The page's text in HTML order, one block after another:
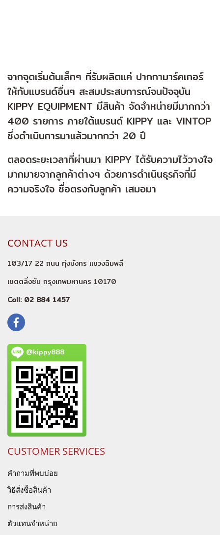
จากจุดเริ่มต้นเล็กๆ ที่รับผลิตแค่ ปากกามาร์คเกอร์
ให้กับแบรนด์อื่นๆ สะสมประสบการณ์จนปัจจุบัน
KIPPY EQUIPMENT มีสินค้า จัดจำหน่ายมีมากกว่า
400 รายการ ภายใต้แบรนด์ KIPPY และ VINTOP
ซึ่งดำเนินการมาแล้วมากกว่า 20 ปี
ตลอดระยะเวลาที่ผ่านมา KIPPY ได้รับความไว้วางใจ
มากมายจากลูกค้าต่างๆ ด้วยการดำเนินธุรกิจที่มี
ความจริงใจ ซื่อตรงกับลูกค้า เสมอมา
CONTACT US
103/17 22 ถนน ทุ่งมังกร แขวงฉิมพลี
เขตตลิ่งชัน กรุงเทพมหานคร 10170
Call: 02 884 1457
@kippy888
CUSTOMER SERVICES
คำถามที่พบบ่อย
วิธีสั่งซื้อสินค้า
การส่งสินค้า
ตัวแทนจำหน่าย